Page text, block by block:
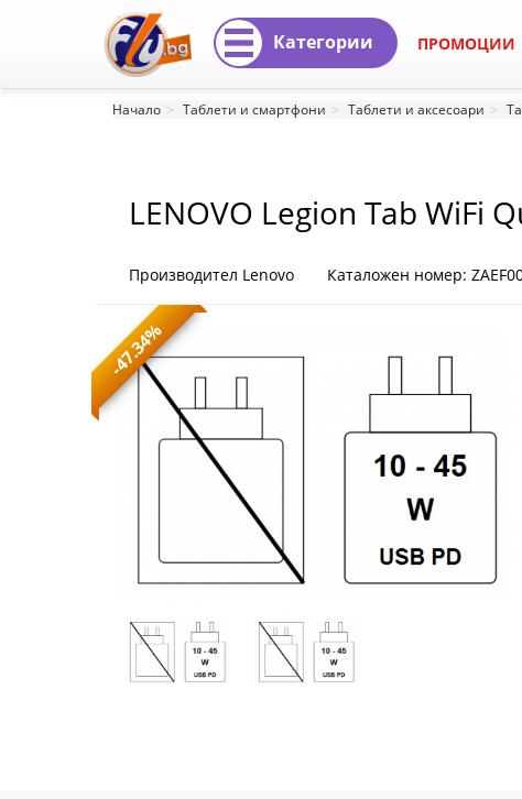
LENOVO
WiFi
Qualcomm
Snapdragon
8
Gen3
8.8inch
2560x1600
DDR5x
256GB
UFS
Android
Категории ПРОМОЦИИ
Начало Таблети и смартфони Таблети и аксесоари
LENOVO Legion Tab WiFi
DDR5x 256GB UFS Android
Производител Lenovo Каталожен номер:
-47.34%